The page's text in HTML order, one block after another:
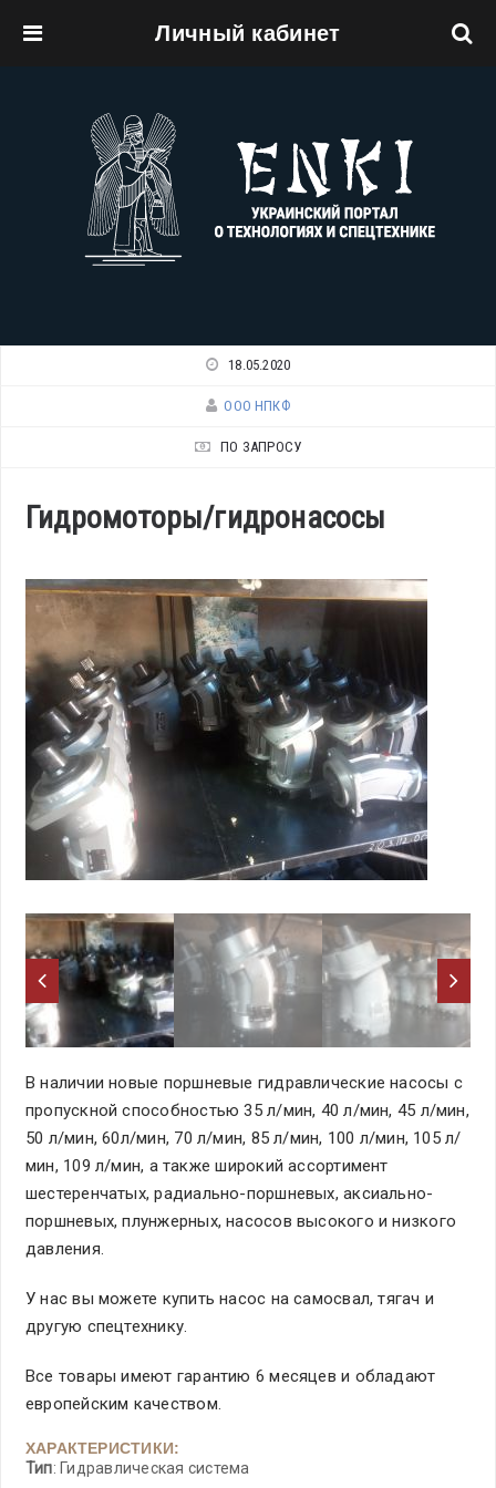
Личный кабинет
18.05.2020
ООО НПКФ
ПО ЗАПРОСУ
Гидромоторы/гидронасосы
В наличии новые поршневые гидравлические насосы с
пропускной способностью 35 л/мин, 40 л/мин, 45 л/мин,
50 л/мин, 60л/мин, 70 л/мин, 85 л/мин, 100 л/мин, 105 л/
мин, 109 л/мин, а также широкий ассортимент
шестеренчатых, радиально-поршневых, аксиально-
поршневых, плунжерных, насосов высокого и низкого
давления.
У нас вы можете купить насос на самосвал, тягач и
другую спецтехнику.
Все товары имеют гарантию 6 месяцев и обладают
европейским качеством.
ХАРАКТЕРИСТИКИ:
Тип: Гидравлическая система